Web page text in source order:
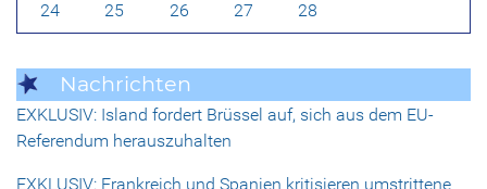
24 25 26 27 28
Nachrichten
EXKLUSIV: Island fordert Brüssel auf, sich aus dem EU-
Referendum herauszuhalten
EXKLUSIV: Frankreich und Spanien kritisieren umstrittene